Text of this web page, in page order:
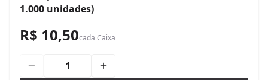
1.000 unidades)
R$ 10,50cada Caixa